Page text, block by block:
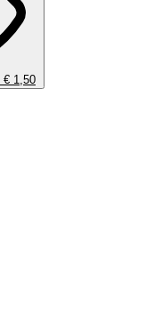
€ 1,50